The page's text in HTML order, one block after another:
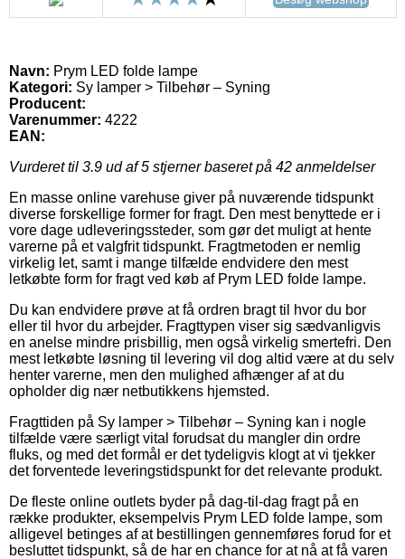
Navn: Prym LED folde lampe
Kategori: Sy lamper > Tilbehør – Syning
Producent:
Varenummer: 4222
EAN:
Vurderet til 3.9 ud af 5 stjerner baseret på 42 anmeldelser
En masse online varehuse giver på nuværende tidspunkt
diverse forskellige former for fragt. Den mest benyttede er i
vore dage udleveringssteder, som gør det muligt at hente
varerne på et valgfrit tidspunkt. Fragtmetoden er nemlig
virkelig let, samt i mange tilfælde endvidere den mest
letkøbte form for fragt ved køb af Prym LED folde lampe.
Du kan endvidere prøve at få ordren bragt til hvor du bor
eller til hvor du arbejder. Fragttypen viser sig sædvanligvis
en anelse mindre prisbillig, men også virkelig smertefri. Den
mest letkøbte løsning til levering vil dog altid være at du selv
henter varerne, men den mulighed afhænger af at du
opholder dig nær netbutikkens hjemsted.
Fragttiden på Sy lamper > Tilbehør – Syning kan i nogle
tilfælde være særligt vital forudsat du mangler din ordre
fluks, og med det formål er det tydeligvis klogt at vi tjekker
det forventede leveringstidspunkt for det relevante produkt.
De fleste online outlets byder på dag-til-dag fragt på en
række produkter, eksempelvis Prym LED folde lampe, som
alligevel betinges af at bestillingen gennemføres forud for et
besluttet tidspunkt, så de har en chance for at nå at få varen